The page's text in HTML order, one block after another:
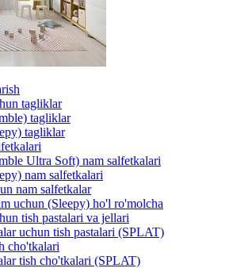
tagliklar
tagliklar
tagliklar
Ultra Soft) nam salfetkalari
nam salfetkalari
nam salfetkalar
uchun (Sleepy) ho'l ro'molcha
tish pastalari va jellari
uchun tish pastalari (SPLAT)
cho'tkalari
tish cho'tkalari (SPLAT)